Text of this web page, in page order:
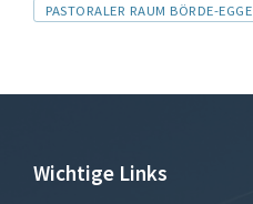
Tags
PASTORALER RAUM BÖRDE-EGGE
Wichtige Links